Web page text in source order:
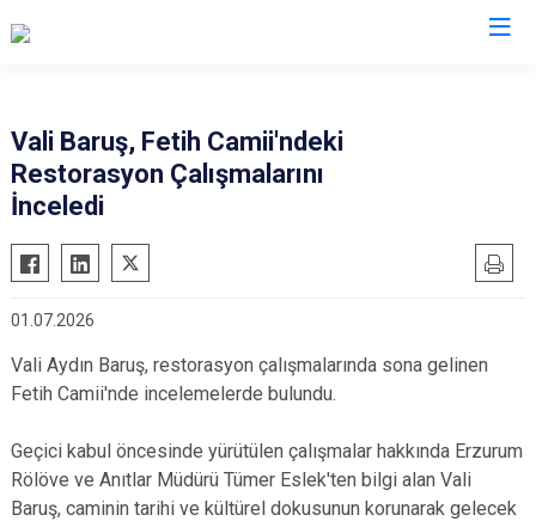
Vali Baruş, Fetih Camii'ndeki
Restorasyon Çalışmalarını
İnceledi
01.07.2026
Vali Aydın Baruş, restorasyon çalışmalarında sona gelinen
Fetih Camii'nde incelemelerde bulundu.
Geçici kabul öncesinde yürütülen çalışmalar hakkında Erzurum
Rölöve ve Anıtlar Müdürü Tümer Eslek'ten bilgi alan Vali
Baruş, caminin tarihi ve kültürel dokusunun korunarak gelecek